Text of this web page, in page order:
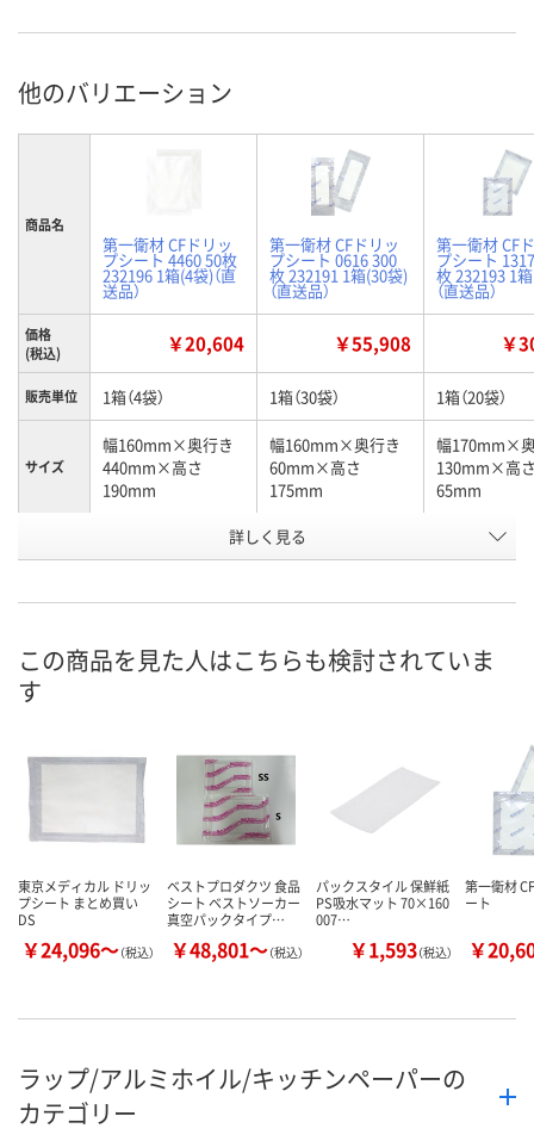
他のバリエーション
商品名
第一衛材 CFドリッ
プシート 4460 50枚
232196 1箱(4袋)（直
送品）
第一衛材 CFドリッ
プシート 0616 300
枚 232191 1箱(30袋)
（直送品）
第一衛材 CF
プシート
枚 232193 1
（直送品）
価格
(税込)
￥20,604 ￥55,908 ￥
販売単位 1箱（4袋） 1箱（30袋） 1箱（20袋）
サイズ
幅160mm×奥行き
440mm×高さ
190mm
幅160mm×奥行き
60mm×高さ
175mm
幅170mm×
130mm×高
65mm
EU22119 EU22121
8月27日（木）まで
カゴへ カ
詳しく見る
この商品を見た人はこちらも検討されていま
す
東京メディカル ドリッ
プシート まとめ買い
DS
￥24,096～（税込）
ベストプロダクツ 食品
シート ベストソーカー
真空パックタイプ…
￥48,801～（税込）
パックスタイル 保鮮紙
PS吸水マット 70×160
007…
￥1,593（税込）
第一衛材
ート
￥
ラップ/アルミホイル/キッチンペーパーの
カテゴリー